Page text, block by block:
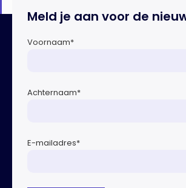
Meld je aan voor de
Voornaam*
Achternaam*
E-mailadres*